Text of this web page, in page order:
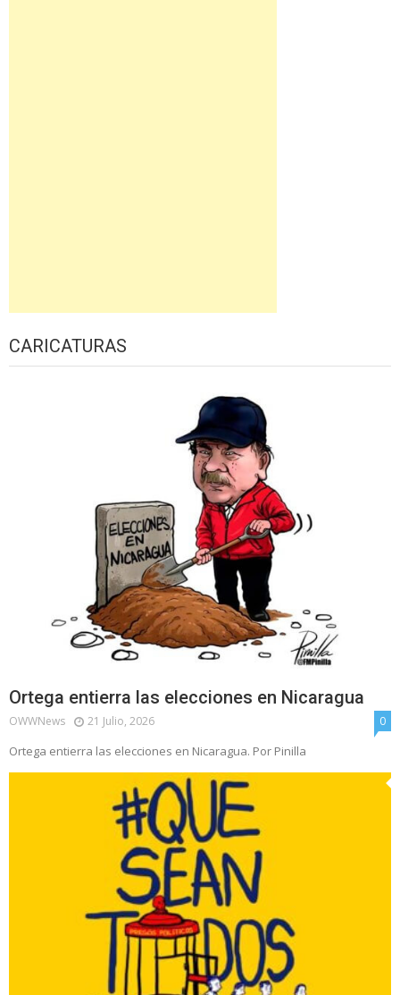
CARICATURAS
Ortega entierra las elecciones en Nicaragua
OWWNews 21 Julio, 2026 0
Ortega entierra las elecciones en Nicaragua. Por Pinilla